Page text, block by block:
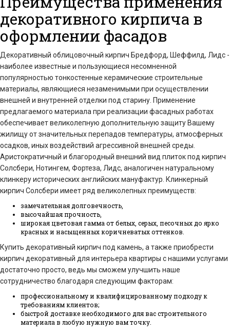
декоративного кирпича в
оформлении фасадов
Декоративный облицовочный кирпич Бредфорд, Шеффилд, Лидс -
наиболее известные и пользующиеся несомненной
популярностью тонкостенные керамические строительные
материалы, являющиеся незаменимыми при осуществлении
внешней и внутренней отделки под старину. Применение
предлагаемого материала при реализации фасадных работах
обеспечивает великолепную дополнительную защиту Вашему
жилищу от значительных перепадов температуры, атмосферных
осадков, иных воздействий агрессивной внешней среды.
Аристократичный и благородный внешний вид плиток под кирпич
Солсбери, Нотингем, Фортеза, Лидс, аналогичен натуральному
клинкеру исторических английских мануфактур. Клинкерный
кирпич Солсбери имеет ряд великолепных преимуществ:
замечательная долговечность,
высочайшая прочность,
широкая цветовая гамма от белых, серых, песочных до ярко
красных и насыщенных коричневатых оттенков.
Купить декоративный кирпич под камень, а также приобрести
кирпич декоративный для интерьера квартиры с нашими услугами
достаточно просто, ведь мы сможем улучшить наше
сотрудничество благодаря следующим факторам:
профессиональному и квалифицированному подходу к
требованиям клиентов;
быстрой доставке необходимого для вас строительного
материала в любую нужную вам точку.